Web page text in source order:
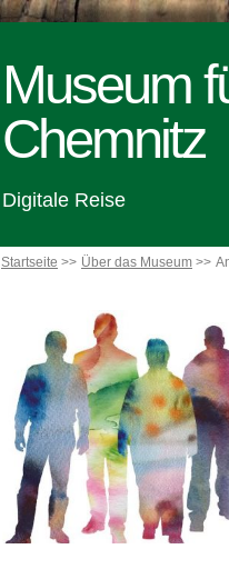
Museum
Chemnitz
Digitale Reise
Startseite Über das Museum